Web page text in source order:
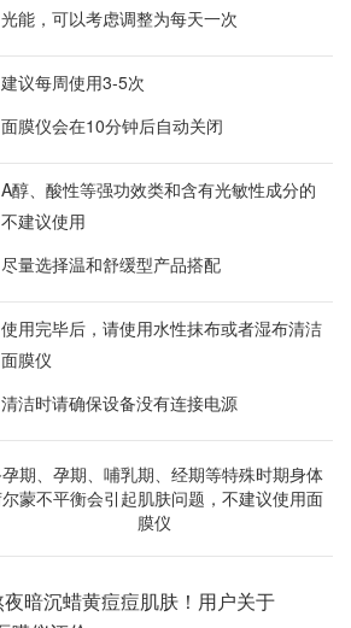
光能，可以考虑调整为每天一次
建议每周使用3-5次
面膜仪会在10分钟后自动关闭
A醇、酸性等强功效类和含有光敏性成分的
不建议使用
尽量选择温和舒缓型产品搭配
使用完毕后，请使用水性抹布或者湿布清洁
面膜仪
清洁时请确保设备没有连接电源
期、孕期、哺乳期、经期等特殊时期身体
蒙不平衡会引起肌肤问题，不建议使用面
膜仪
暗沉蜡黄痘痘肌肤！用户关于